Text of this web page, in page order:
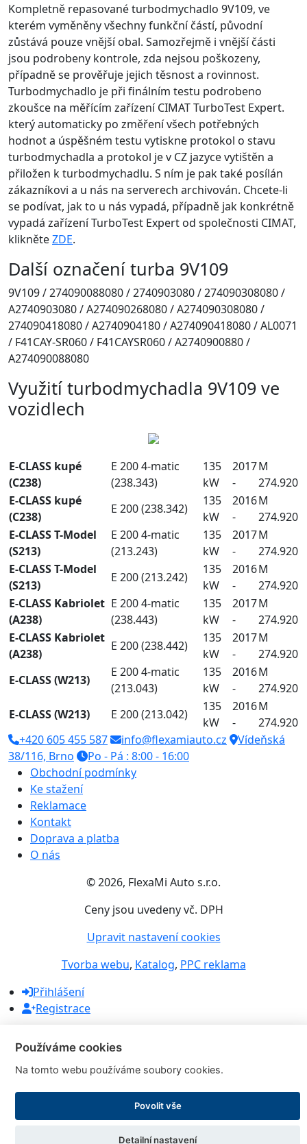
Kompletně repasované turbodmychadlo 9V109, ve
kterém vyměněny všechny funkční částí, původní
zůstává pouze vnější obal. Samozřejmě i vnější části
jsou podrobeny kontrole, zda nejsou poškozeny,
případně se prověřuje jejich těsnost a rovinnost.
Turbodmychadlo je při finálním testu podrobeno
zkoušce na měřícím zařízení CIMAT TurboTest Expert.
který automaticky po změření všech potřebných
hodnot a úspěšném testu vytiskne protokol o stavu
turbodmychadla a protokol je v CZ jazyce vytištěn a
přiložen k turbodmychadlu. S ním je pak také posílán
zákazníkovi a u nás na serverech archivován. Chcete-li
se podívat, jak to u nás vypadá, případně jak konkrétně
vypadá zařízení TurboTest Expert od společnosti CIMAT,
klikněteZDE.
Další označení turba 9V109
9V109 / 274090088080 / 2740903080 / 274090308080 /
A2740903080 / A274090268080 / A274090308080 /
274090418080 / A2740904180 / A274090418080 / AL0071
/ F41CAY-SR060 / F41CAYSR060 / A2740900880 /
A274090088080
Využití turbodmychadla 9V109 ve
vozidlech
E-CLASS kupé
(C238)
E 200 4-matic
(238.343)
135
kW
2017
-
M
274.920
E-CLASS kupé
(C238)
E 200 (238.342)
135
kW
2016
-
M
274.920
E-CLASS T-Model
(S213)
E 200 4-matic
(213.243)
135
kW
2017
-
M
274.920
E-CLASS T-Model
(S213)
E 200 (213.242)
135
kW
2016
-
M
274.920
E-CLASS Kabriolet
(A238)
E 200 4-matic
(238.443)
135
kW
2017
-
M
274.920
E-CLASS Kabriolet
(A238)
E 200 (238.442)
135
kW
2017
-
M
274.920
E-CLASS (W213)
E 200 4-matic
(213.043)
135
kW
2016
-
M
274.920
E-CLASS (W213)
E 200 (213.042)
135
kW
2016
-
M
274.920
+420 605 455 587
info@flexamiauto.cz
Vídeňská
38/116, Brno
Po - Pá : 8:00 - 16:00
Obchodní podmínky
Ke stažení
Reklamace
Kontakt
Doprava a platba
O nás
© 2026, FlexaMi Auto s.r.o.
Ceny jsou uvedeny vč. DPH
Upravit nastavení cookies
Tvorba webu, Katalog, PPC reklama
Přihlášení
Registrace
info@flexamiauto.cz
Po – Pá : 9:00 – 17:00
Používáme cookies
Na tomto webu používáme soubory cookies.
Povolit vše
Detailní nastavení